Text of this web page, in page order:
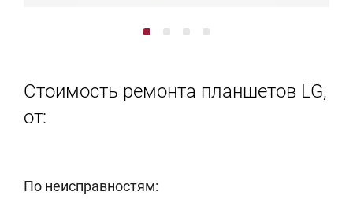
Стоимость ремонта планшетов LG,
от:
По неисправностям: